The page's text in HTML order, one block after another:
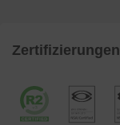
Zertifizierungen